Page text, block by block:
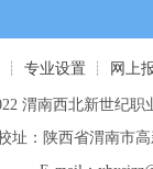
┊ 专业设置 ┊ 网上
渭南西北新世纪职
址：陕西省渭南市